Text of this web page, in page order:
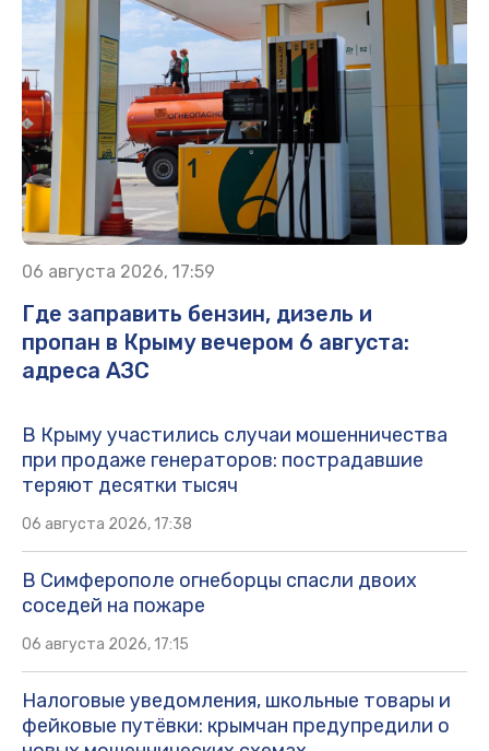
06 августа 2026, 17:59
Где заправить бензин, дизель и
пропан в Крыму вечером 6 августа:
адреса АЗС
В Крыму участились случаи мошенничества
при продаже генераторов: пострадавшие
теряют десятки тысяч
06 августа 2026, 17:38
В Симферополе огнеборцы спасли двоих
соседей на пожаре
06 августа 2026, 17:15
Налоговые уведомления, школьные товары и
фейковые путёвки: крымчан предупредили о